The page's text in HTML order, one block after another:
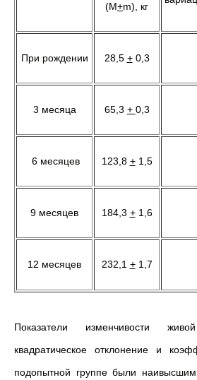
(М+m), кг
При рождении 28,5 +0,3
3 месяца 65,3 + 0,3
6 месяцев 123,8 +1,5
9 месяцев 184,3 +1,6
12 месяцев 232,1 +1,7
Показатели изменчивости
квадратическое отклонение и
подопытной группе были